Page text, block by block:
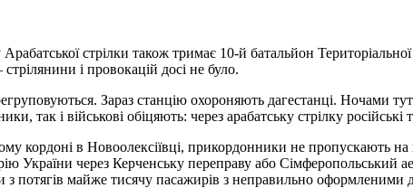
стрілки також тримає 10-й батальйон
і провокацій досі не було.
Зараз станцію охороняють дагестанці. Ночами
так і військові обіцяють: через арабатську стрілку російські
кордоні в Новоолексіївці, прикордонники не пропускають
України через Керченську переправу або Сімферопольський
з потягів майже тисячу пасажирів з неправильно оформленими